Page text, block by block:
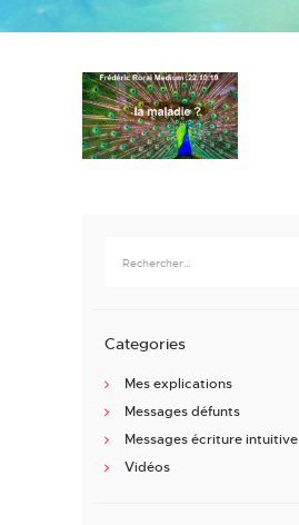
Categories
Mes explications
Messages défunts
Messages écriture intuitive
Vidéos